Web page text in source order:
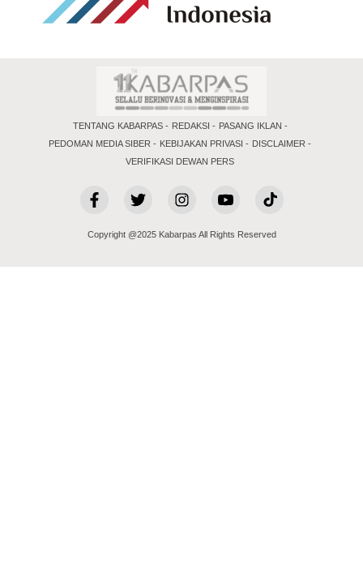
TENTANG KABARPAS REDAKSI
PASANG IKLAN
PEDOMAN MEDIA SIBER
KEBIJAKAN PRIVASI
DISCLAIMER
VERIFIKASI DEWAN PERS
Copyright @2025 Kabarpas All Rights Reserved